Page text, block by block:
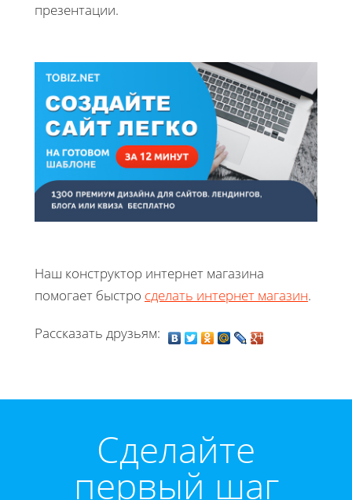
презентации.
Наш конструктор интернет магазина
помогает быстро сделать интернет магазин.
Рассказать друзьям:
Cделайте
первый шаг